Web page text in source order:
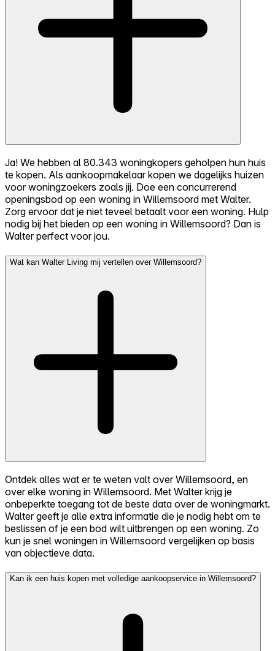
Ja! We hebben al 80.343 woningkopers geholpen hun huis
te kopen. Als aankoopmakelaar kopen we dagelijks huizen
voor woningzoekers zoals jij. Doe een concurrerend
openingsbod op een woning in Willemsoord met Walter.
Zorg ervoor dat je niet teveel betaalt voor een woning. Hulp
nodig bij het bieden op een woning in Willemsoord? Dan is
Walter perfect voor jou.
Wat kan Walter Living mij vertellen over Willemsoord?
Ontdek alles wat er te weten valt over Willemsoord, en
over elke woning in Willemsoord. Met Walter krijg je
onbeperkte toegang tot de beste data over de woningmarkt.
Walter geeft je alle extra informatie die je nodig hebt om te
beslissen of je een bod wilt uitbrengen op een woning. Zo
kun je snel woningen in Willemsoord vergelijken op basis
van objectieve data.
Kan ik een huis kopen met volledige aankoopservice in Willemsoord?